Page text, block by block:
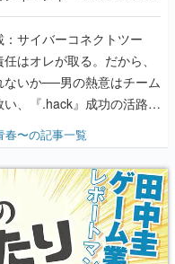
解を深めよう【PR】
：サイバーコネクトツー
はオレが取る。だから、
ないか──男の熱意はチーム
、『.hack』成功の活路を
男児・松山 洋に流れる血は
色だった【若ゲのいた
春〜の記事一覧